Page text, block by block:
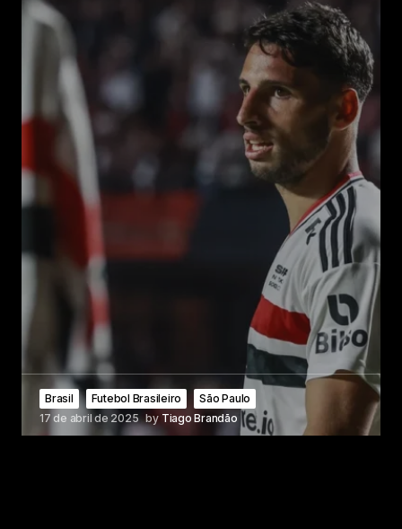
Brasil Futebol Brasileiro
São Paulo
17 de abril de 2025 by Tiago Brandão